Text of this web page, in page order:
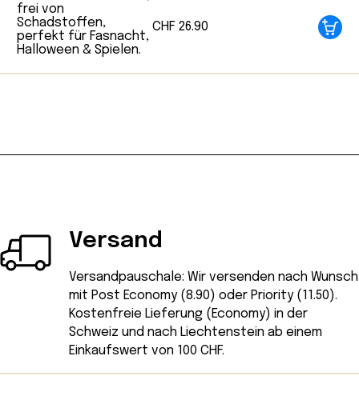
CHF 26.90
Versand
Versandpauschale: Wir versenden nach Wunsch
mit Post Economy (8.90) oder Priority (11.50).
Kostenfreie Lieferung (Economy) in der
Schweiz und nach Liechtenstein ab einem
Einkaufswert von 100 CHF.